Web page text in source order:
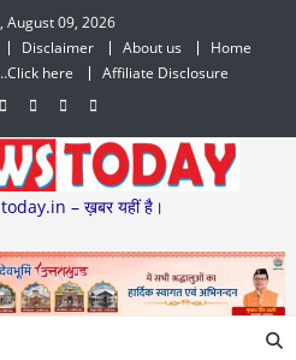
August 09, 2026
Disclaimer About us
Home
here
Affiliate Disclosure
– ख़बर यहीं है।